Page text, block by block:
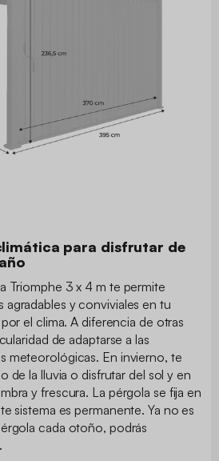
para disfrutar de
Triomphe 3 x 4 m te permite
agradables y conviviales en tu
el clima. A diferencia de otras
de adaptarse a las
meteorológicas. En invierno, te
de la lluvia o disfrutar del sol y en
y frescura. La pérgola se fija en
sistema es permanente. Ya no es
cada otoño, podrás